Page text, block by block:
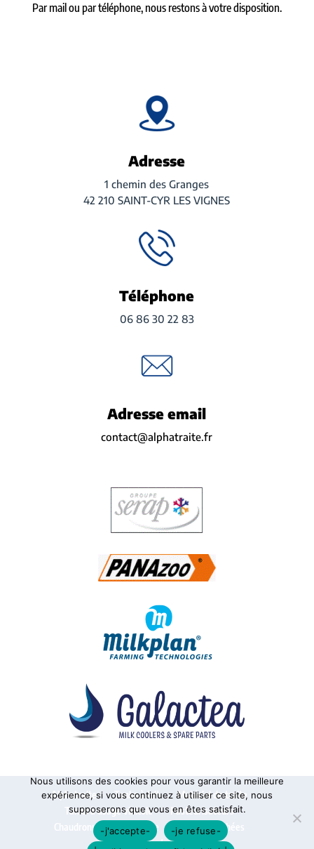
Par mail ou par téléphone, nous restons à votre disposition.
Adresse
1 chemin des Granges
42 210 SAINT-CYR LES VIGNES
Téléphone
06 86 30 22 83
Adresse email
contact@alphatraite.fr
Alphatraite Tanks à lait
Matériel de traite
Tanks à usage vinicole
Pasteurisateurs
Chaudronnerie sur mesure
Pièces détachées
Contact
Nous utilisons des cookies pour vous garantir la meilleure
expérience, si vous continuez à utiliser ce site, nous
supposerons que vous en êtes satisfait.
-j'accepte-
-je refuse-